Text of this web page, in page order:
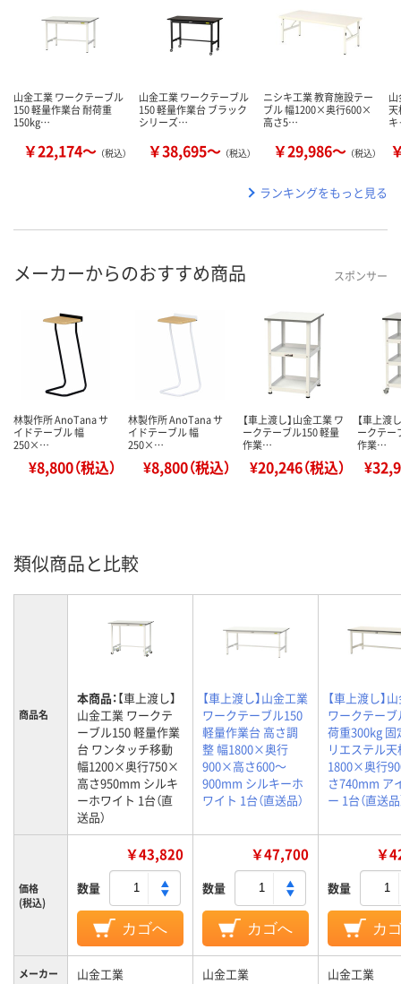
山金工業 ワークテーブル
150 軽量作業台 耐荷重
150kg…
￥22,174～ （税込）
山金工業 ワークテーブル
150 軽量作業台 ブラック
シリーズ…
￥38,695～ （税込）
ニシキ工業 教育施設テー
ブル 幅1200×奥行600×
高さ5…
￥29,986～ （税込）
天
ランキングをもっと見る
メーカーからのおすすめ商品 スポンサー
林製作所 AnoTana サ
イドテーブル 幅
250×…
¥8,800（税込）
林製作所 AnoTana サ
イドテーブル 幅
250×…
¥8,800（税込）
【車上渡し】山金工業 ワ
ークテーブル150 軽量
作業…
¥20,246（税込）
【車上渡
ークテー
作業…
類似商品と比較
商品名
本商品：【車上渡し】
山金工業 ワークテ
ーブル150 軽量作業
台 ワンタッチ移動
幅1200×奥行750×
高さ950mm シルキ
ーホワイト 1台（直
送品）
【車上渡し】山金工業
ワークテーブル150
軽量作業台 高さ調
整 幅1800×奥行
900×高さ600～
900mm シルキーホ
ワイト 1台（直送品）
【車上渡し】
ワークテーブ
荷重300kg 固
リエステル天
1800×奥行
さ740mm ア
ー 1台（直送品
価格
(税込)
￥43,820
数量
カゴへ
￥47,700
数量
カゴへ
￥
数量
カ
メーカー 山金工業 山金工業 山金工業